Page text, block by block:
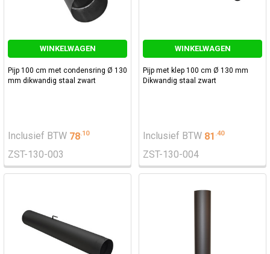
WINKELWAGEN
Pijp 100 cm met condensring Ø 130
mm dikwandig staal zwart
Inclusief BTW 78.10
ZST-130-003
WINKELWAGEN
Pijp met klep 100 cm Ø 130 mm
Dikwandig staal zwart
Inclusief BTW 81 .40
ZST-130-004